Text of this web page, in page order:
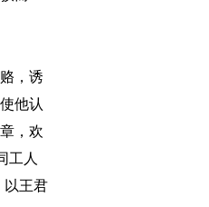
，诱
他认
，欢
工人
以王君